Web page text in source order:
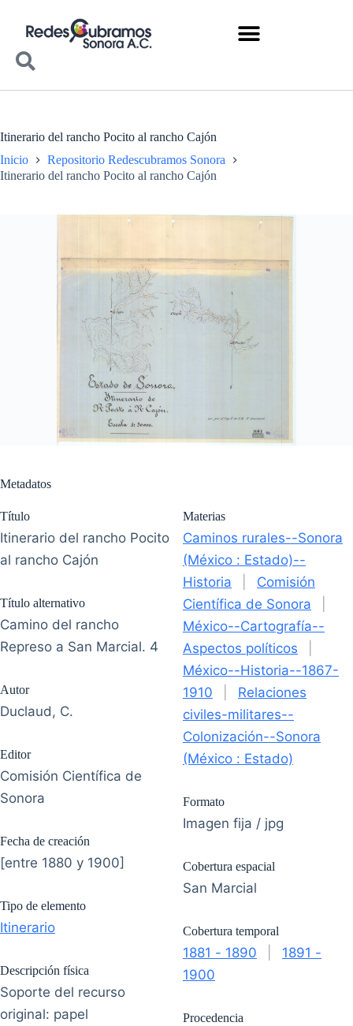
Itinerario del rancho Pocito al rancho Cajón
Inicio
Repositorio Redescubramos Sonora
Itinerario del rancho Pocito al rancho Cajón
Metadatos
Título
Itinerario del rancho Pocito
al rancho Cajón
Título alternativo
Camino del rancho
Represo a San Marcial. 4
Autor
Duclaud, C.
Editor
Comisión Científica de
Sonora
Fecha de creación
[entre 1880 y 1900]
Tipo de elemento
Itinerario
Descripción física
Soporte del recurso
original: papel
Materias
Caminos rurales--Sonora
(México : Estado)--
Historia
Comisión
Científica de Sonora
México--Cartografía--
Aspectos políticos
México--Historia--1867-
1910
Relaciones
civiles-militares--
Colonización--Sonora
(México : Estado)
Formato
Imagen fija / jpg
Cobertura espacial
San Marcial
Cobertura temporal
1881 - 1890
1891 -
1900
Procedencia